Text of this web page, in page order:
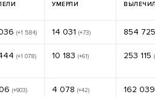
УМЕРЛИ
(+1 584) 14 031 (+73) 854 725
(+1 078) 10 183 (+61) 253 115
(+903) 4 078 (+42) 162 039